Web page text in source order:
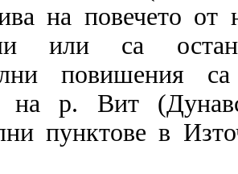
на повечето от
или са
повишения
на р. Вит
пунктове в